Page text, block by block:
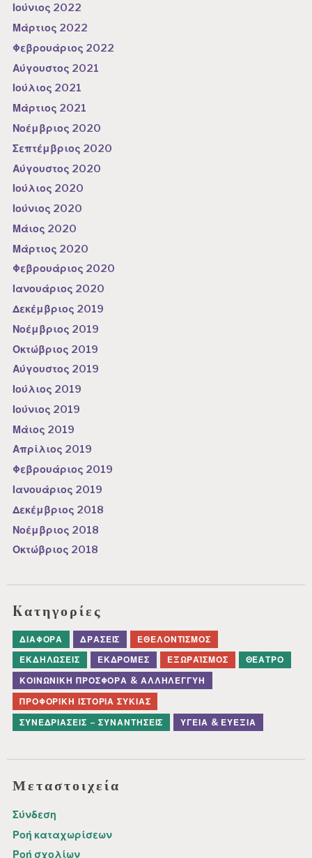
Ιούνιος 2022
Μάρτιος 2022
Φεβρουάριος 2022
Αύγουστος 2021
Ιούλιος 2021
Μάρτιος 2021
Νοέμβριος 2020
Σεπτέμβριος 2020
Αύγουστος 2020
Ιούλιος 2020
Ιούνιος 2020
Μάιος 2020
Μάρτιος 2020
Φεβρουάριος 2020
Ιανουάριος 2020
Δεκέμβριος 2019
Νοέμβριος 2019
Οκτώβριος 2019
Αύγουστος 2019
Ιούλιος 2019
Ιούνιος 2019
Μάιος 2019
Απρίλιος 2019
Φεβρουάριος 2019
Ιανουάριος 2019
Δεκέμβριος 2018
Νοέμβριος 2018
Οκτώβριος 2018
Kατηγορίες
ΔΙΆΦΟΡΑ ΔΡΆΣΕΙΣ
ΕΘΕΛΟΝΤΙΣΜΌΣ
ΕΚΔΗΛΏΣΕΙΣ
ΕΚΔΡΟΜΈΣ ΕΞΩΡΑΪΣΜΌΣ
ΘΈΑΤΡΟ
ΚΟΙΝΩΝΙΚΉ ΠΡΟΣΦΟΡΆ & ΑΛΛΗΛΕΓΓΎΗ
ΠΡΟΦΟΡΙΚΉ ΙΣΤΟΡΊΑ ΣΥΚΙΆΣ
ΣΥΝΕΔΡΙΆΣΕΙΣ – ΣΥΝΑΝΤΉΣΕΙΣ
ΥΓΕΊΑ & ΕΥΕΞΊΑ
Μεταστοιχεία
Σύνδεση
Ροή καταχωρίσεων
Ροή σχολίων